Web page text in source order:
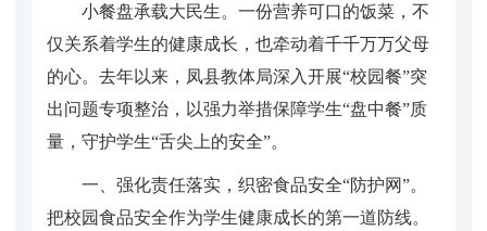
小餐盘承载大民生。一份营养可口的饭菜，不
仅关系着学生的健康成长，也牵动着千千万万父母
的心。去年以来，凤县教体局深入开展“校园餐”突
出问题专项整治，以强力举措保障学生“盘中餐”质
量，守护学生“舌尖上的安全”。
一、强化责任落实，织密食品安全“防护网”。
把校园食品安全作为学生健康成长的第一道防线。